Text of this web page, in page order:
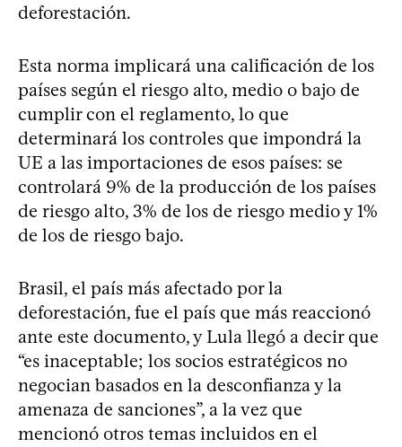
deforestación.
Esta norma implicará una calificación de los
países según el riesgo alto, medio o bajo de
cumplir con el reglamento, lo que
determinará los controles que impondrá la
UE a las importaciones de esos países: se
controlará 9% de la producción de los países
de riesgo alto, 3% de los de riesgo medio y 1%
de los de riesgo bajo.
Brasil, el país más afectado por la
deforestación, fue el país que más reaccionó
ante este documento, y Lula llegó a decir que
“es inaceptable; los socios estratégicos no
negocian basados en la desconfianza y la
amenaza de sanciones”, a la vez que
mencionó otros temas incluidos en el